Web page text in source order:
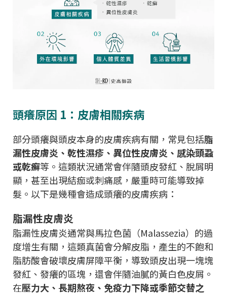
頭癢原因 1：皮膚相關疾病
部分頭癢與頭皮本身的皮膚疾病有關，常見包括脂
漏性皮膚炎、乾性濕疹、異位性皮膚炎、感染頭蝨
或乾癬等。這類狀況通常會伴隨頭皮發紅、脫屑明
顯，甚至出現結痂或刺痛感，嚴重時可能導致掉
髮。以下是幾種會造成頭癢的皮膚疾病：
脂漏性皮膚炎
脂漏性皮膚炎通常與馬拉色菌（Malassezia）的過
度增生有關，這類真菌會分解皮脂，產生的不飽和
脂肪酸會破壞皮膚屏障平衡，導致頭皮出現一塊塊
發紅、發癢的區塊，還會伴隨油膩的黃白色皮屑。
在壓力大、長期熬夜、免疫力下降或季節交替之